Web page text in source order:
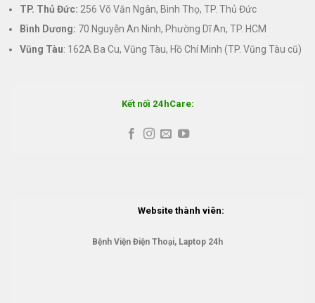
TP. Thủ Đức: 256 Võ Văn Ngân, Bình Thọ, TP. Thủ Đức
Bình Dương: 70 Nguyễn An Ninh, Phường Dĩ An, TP. HCM
Vũng Tàu: 162A Ba Cu, Vũng Tàu, Hồ Chí Minh (TP. Vũng Tàu cũ)
Kết nối 24hCare:
Website thành viên:
Bệnh Viện Điện Thoại, Laptop 24h